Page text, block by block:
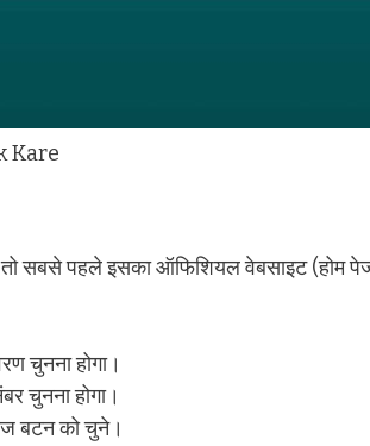
Kare
तो सबसे पहले इसका ऑफिशियल वेबसाइट (होम
चुनना होगा।
चुनना होगा।
बटन को चुने।